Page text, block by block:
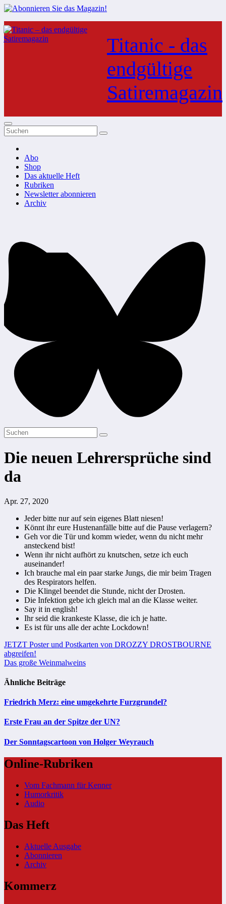
Zum
Inhalt
springen
Titanic - das
endgültige
Satiremagazin
Abo
Shop
Das aktuelle Heft
Rubriken
Newsletter abonnieren
Archiv
Die neuen Lehrersprüche sind
da
Apr. 27, 2020
Jeder bitte nur auf sein eigenes Blatt niesen!
Könnt ihr eure Hustenanfälle bitte auf die Pause verlagern?
Geh vor die Tür und komm wieder, wenn du nicht mehr
ansteckend bist!
Wenn ihr nicht aufhört zu knutschen, setze ich euch
auseinander!
Ich brauche mal ein paar starke Jungs, die mir beim Tragen
des Respirators helfen.
Die Klingel beendet die Stunde, nicht der Drosten.
Die Infektion gebe ich gleich mal an die Klasse weiter.
Say it in english!
Ihr seid die krankeste Klasse, die ich je hatte.
Es ist für uns alle der achte Lockdown!
Beitragsnavigation
JETZT Poster und Postkarten von DROZZY DROSTBOURNE
abgreifen!
Das große Weinmalweins
Ähnliche Beiträge
Friedrich Merz: eine umgekehrte Furzgrundel?
Erste Frau an der Spitze der UN?
Der Sonntagscartoon von Holger Weyrauch
Online-Rubriken
Vom Fachmann für Kenner
Humorkritik
Audio
Das Heft
Aktuelle Ausgabe
Abonnieren
Archiv
Kommerz